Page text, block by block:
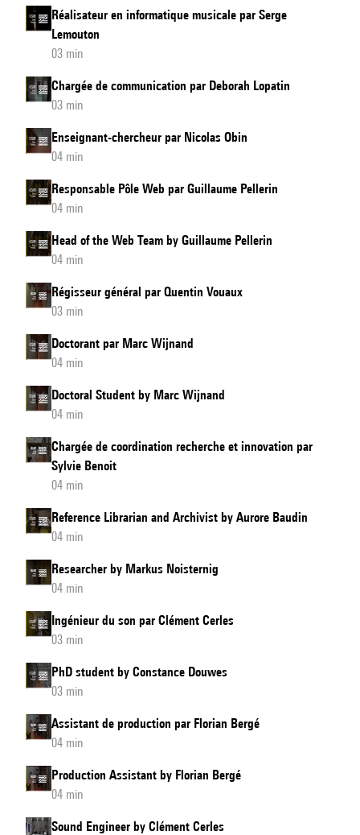
Réalisateur en informatique musicale par Serge
Lemouton
03 min
Chargée de communication par Deborah Lopatin
03 min
Enseignant-chercheur par Nicolas Obin
04 min
Responsable Pôle Web par Guillaume Pellerin
04 min
Head of the Web Team by Guillaume Pellerin
04 min
Régisseur général par Quentin Vouaux
03 min
Doctorant par Marc Wijnand
04 min
Doctoral Student by Marc Wijnand
04 min
Chargée de coordination recherche et innovation par
Sylvie Benoit
04 min
Reference Librarian and Archivist by Aurore Baudin
04 min
Researcher by Markus Noisternig
04 min
Ingénieur du son par Clément Cerles
03 min
PhD student by Constance Douwes
03 min
Assistant de production par Florian Bergé
04 min
Production Assistant by Florian Bergé
04 min
Sound Engineer by Clément Cerles